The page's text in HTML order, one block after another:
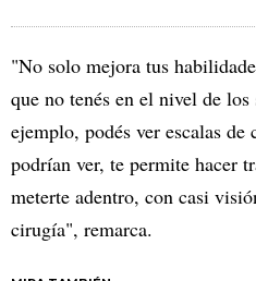
"No solo mejora tus
que no tenés en el nivel de
ejemplo, podés ver escalas
podrían ver, te permite hacer
meterte adentro, con casi
cirugía", remarca.